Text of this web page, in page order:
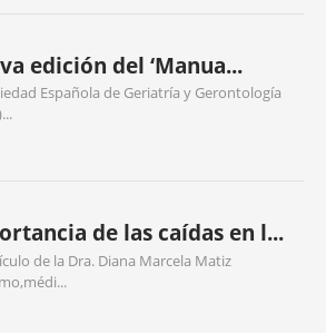
edición del ‘Manua...
Española de Geriatría y Gerontología
de las caídas en l...
de la Dra. Diana Marcela Matiz